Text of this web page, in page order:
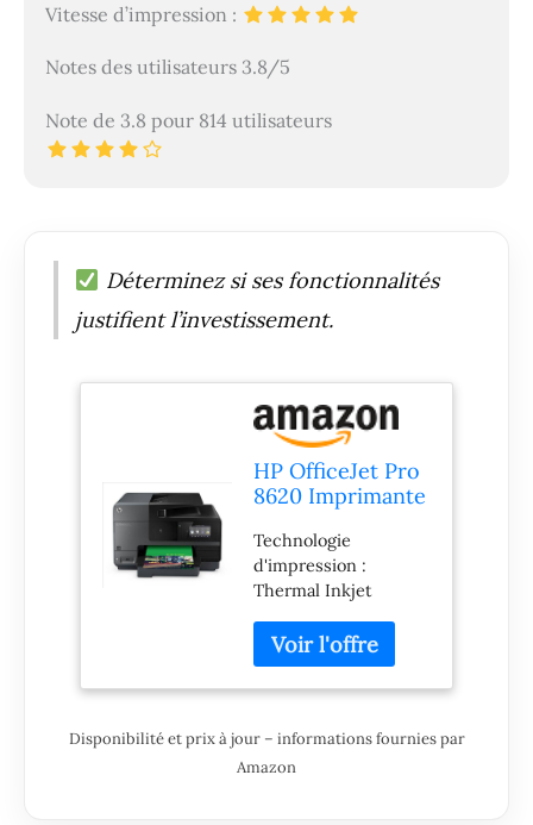
Vitesse d’impression :
Notes des utilisateurs 3.8/5
Note de 3.8 pour 814 utilisateurs
Déterminez si ses fonctionnalités
justifient l’investissement.
HP OfficeJet Pro
8620 Imprimante
Technologie
d'impression :
Thermal Inkjet
an(s)
Disponibilité et prix à jour – informations fournies par
Amazon